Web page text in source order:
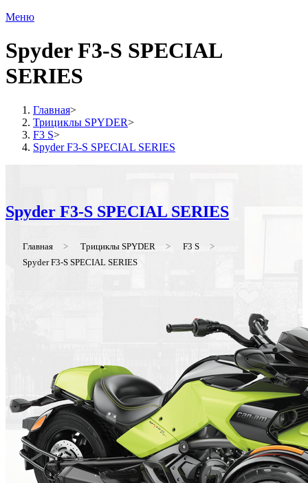
Меню
Spyder F3-S SPECIAL
SERIES
Главная>
Трициклы SPYDER>
F3 S>
Spyder F3-S SPECIAL SERIES
Spyder F3-S SPECIAL SERIES
Главная > Трициклы SPYDER > F3 S
>
Spyder F3-S SPECIAL SERIES